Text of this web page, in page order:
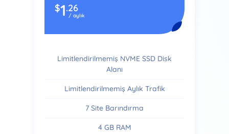
$1.26
/ aylık
Limitlendirilmemiş NVME SSD Disk
Alanı
Limitlendirilmemiş Aylık Trafik
7 Site Barındırma
4 GB RAM